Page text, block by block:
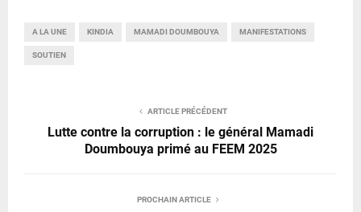
A LA UNE KINDIA MAMADI DOUMBOUYA MANIFESTATIONS
SOUTIEN
ARTICLE PRÉCÉDENT
Lutte contre la corruption : le général Mamadi
Doumbouya primé au FEEM 2025
PROCHAIN ARTICLE